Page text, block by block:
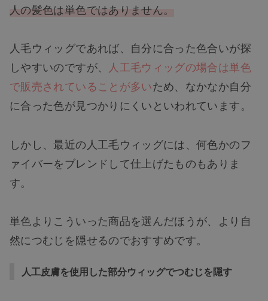
人の髪色は単色ではありません。
人毛ウィッグであれば、自分に合った色合いが探
しやすいのですが、
人工毛ウィッグの場合は単色
で販売されていることが多いため、なかなか自分
に合った色が見つかりにくいといわれています。
しかし、最近の人工毛ウィッグには、何色かのフ
ァイバーをブレンドして仕上げたものもありま
す。
単色よりこういった商品を選んだほうが、より自
然につむじを隠せるのでおすすめです。
人工皮膚を使用した部分ウィッグでつむじを隠す